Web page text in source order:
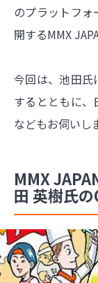
のプラットフ
開するMMX
今回は、池田氏
するとともに
などもお伺いし
MMX
田 英樹氏の